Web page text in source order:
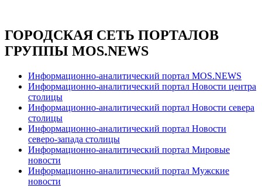
ГОРОДСКАЯ СЕТЬ ПОРТАЛОВ
ГРУППЫ MOS.NEWS
Информационно-аналитический портал MOS.NEWS
Информационно-аналитический портал Новости центра
столицы
Информационно-аналитический портал Новости севера
столицы
Информационно-аналитический портал Новости
северо-запада столицы
Информационно-аналитический портал Мировые
новости
Информационно-аналитический портал Мужские
новости